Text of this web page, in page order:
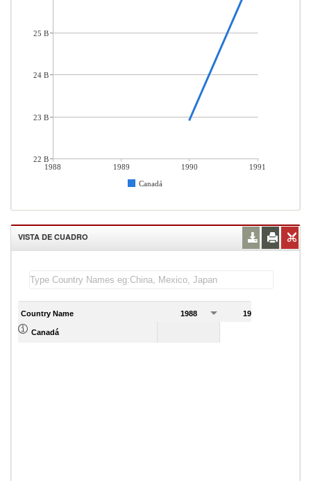
1988 1989 1990
1991
Canadá
25 B
24 B
23 B
22 B
VISTA DE CUADRO
Country Name 1988 1989
Canadá